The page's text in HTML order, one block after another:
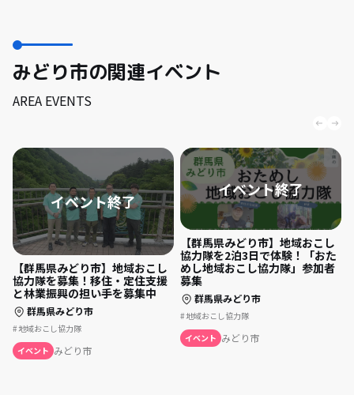
みどり市の関連イベント
AREA EVENTS
【群馬県みどり市】地域おこし
協力隊を募集！移住・定住支援
と林業振興の担い手を募集中
群馬県みどり市
地域おこし協力隊
イベント みどり市
【群馬県みどり市】地域おこし
協力隊を2泊3日で体験！「おた
めし地域おこし協力隊」参加者
募集
群馬県みどり市
地域おこし協力隊
イベント みどり市